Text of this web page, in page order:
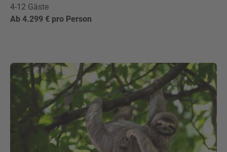
4-12 Gäste
Ab 4.299 € pro Person